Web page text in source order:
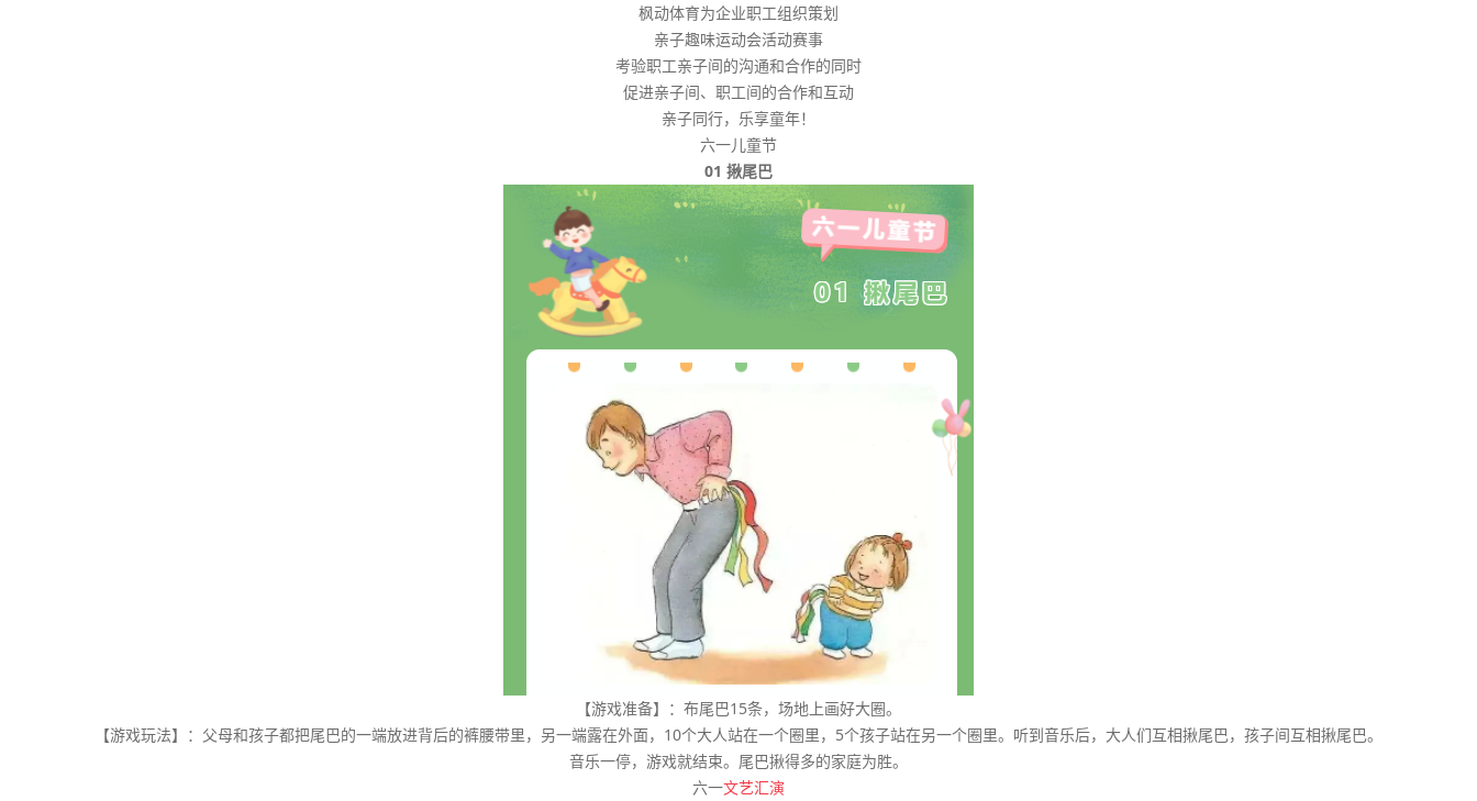
枫动体育为企业职工组织策划
亲子趣味运动会活动赛事
考验职工亲子间的沟通和合作的同时
促进亲子间、职工间的合作和互动
亲子同行，乐享童年！
六一儿童节
01 揪尾巴
【游戏准备】：布尾巴15条，场地上画好大圈。
【游戏玩法】：父母和孩子都把尾巴的一端放进背后的裤腰带里，另一端露在外面，10个大人站在一个圈里，5个孩子站在另一个圈里。听到音乐后，大人们互相揪尾巴，孩子间互相揪尾巴。
音乐一停，游戏就结束。尾巴揪得多的家庭为胜。
六一文艺汇演